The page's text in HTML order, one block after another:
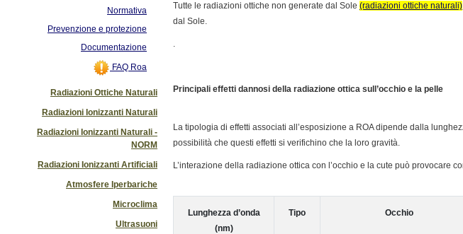
Normativa
Prevenzione e protezione
Documentazione
FAQ Roa
Radiazioni Ottiche Naturali
Radiazioni Ionizzanti Naturali
Radiazioni Ionizzanti Naturali -
NORM
Radiazioni Ionizzanti Artificiali
Atmosfere Iperbariche
Microclima
Ultrasuoni
Tutte le radiazioni ottiche non generate dal Sole (radiazioni ottiche naturali)
dal Sole.
.
Principali effetti dannosi della radiazione ottica sull’occhio e la pelle
La tipologia di effetti associati all’esposizione a ROA dipende dalla
possibilità che questi effetti si verifichino che la loro gravità.
L’interazione della radiazione ottica con l’occhio e la cute può provocare
Lunghezza d’onda
(nm)
Tipo Occhio